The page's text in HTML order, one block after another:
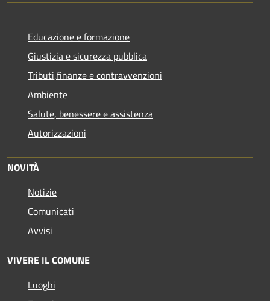
Educazione e formazione
Giustizia e sicurezza pubblica
Tributi,finanze e contravvenzioni
Ambiente
Salute, benessere e assistenza
Autorizzazioni
NOVITÀ
Notizie
Comunicati
Avvisi
VIVERE IL COMUNE
Luoghi